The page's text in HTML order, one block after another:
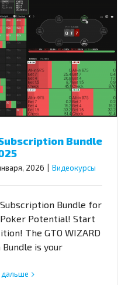
Bundle
2026 Видеокурсы
Bundle for
Poker Potential! Start
The GTO WIZARD
is your
дальше